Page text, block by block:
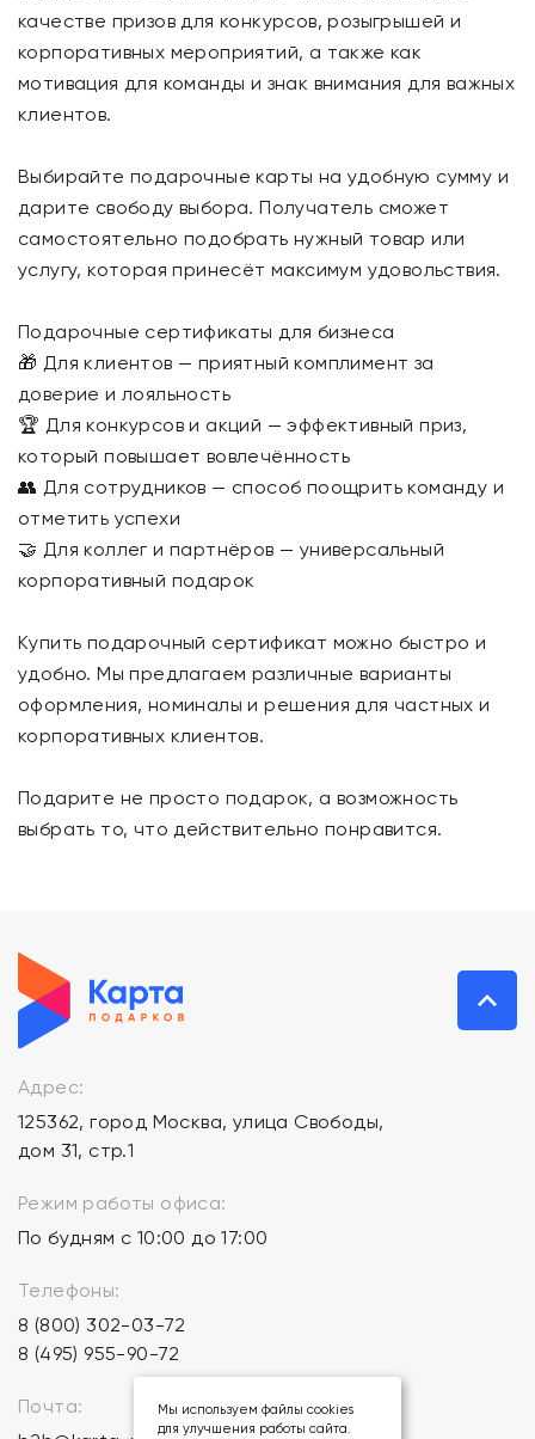
качестве призов для конкурсов, розыгрышей и
корпоративных мероприятий, а также как
мотивация для команды и знак внимания для важных
клиентов.
Выбирайте подарочные карты на удобную сумму и
дарите свободу выбора. Получатель сможет
самостоятельно подобрать нужный товар или
услугу, которая принесёт максимум удовольствия.
Подарочные сертификаты для бизнеса
🎁 Для клиентов — приятный комплимент за
доверие и лояльность
🏆 Для конкурсов и акций — эффективный приз,
который повышает вовлечённость
👥 Для сотрудников — способ поощрить команду и
отметить успехи
🤝 Для коллег и партнёров — универсальный
корпоративный подарок
Купить подарочный сертификат можно быстро и
удобно. Мы предлагаем различные варианты
оформления, номиналы и решения для частных и
корпоративных клиентов.
Подарите не просто подарок, а возможность
выбрать то, что действительно понравится.
Адрес:
125362, город Москва, улица Свободы,
дом 31, стр.1
Режим работы офиса:
По будням с 10:00 до 17:00
Телефоны:
8 (800) 302-03-72
8 (495) 955-90-72
Почта:
Мы используем файлы cookies
для улучшения работы сайта.